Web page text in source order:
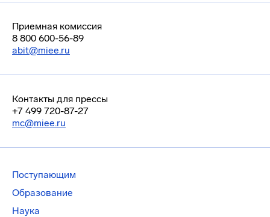
Приемная комиссия
8 800 600-56-89
abit@miee.ru
Контакты для прессы
+7 499 720-87-27
mc@miee.ru
Поступающим
Образование
Наука